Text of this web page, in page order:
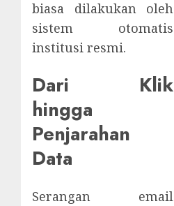
biasa dilakukan oleh
sistem otomatis
institusi resmi.
Dari Klik
hingga
Penjarahan
Data
Serangan email